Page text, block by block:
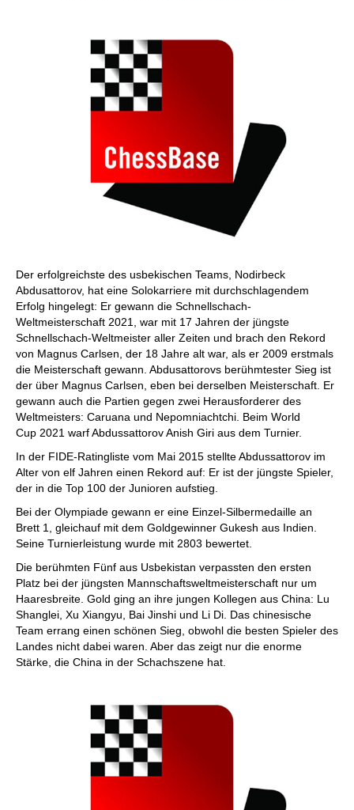
Der erfolgreichste des usbekischen Teams, Nodirbeck
Abdusattorov, hat eine Solokarriere mit durchschlagendem
Erfolg hingelegt: Er gewann die Schnellschach-
Weltmeisterschaft 2021, war mit 17 Jahren der jüngste
Schnellschach-Weltmeister aller Zeiten und brach den Rekord
von Magnus Carlsen, der 18 Jahre alt war, als er 2009 erstmals
die Meisterschaft gewann. Abdusattorovs berühmtester Sieg ist
der über Magnus Carlsen, eben bei derselben Meisterschaft. Er
gewann auch die Partien gegen zwei Herausforderer des
Weltmeisters: Caruana und Nepomniachtchi. Beim World
Cup 2021 warf Abdussattorov Anish Giri aus dem Turnier.
In der FIDE-Ratingliste vom Mai 2015 stellte Abdussattorov im
Alter von elf Jahren einen Rekord auf: Er ist der jüngste Spieler,
der in die Top 100 der Junioren aufstieg.
Bei der Olympiade gewann er eine Einzel-Silbermedaille an
Brett 1, gleichauf mit dem Goldgewinner Gukesh aus Indien.
Seine Turnierleistung wurde mit 2803 bewertet.
Die berühmten Fünf aus Usbekistan verpassten den ersten
Platz bei der jüngsten Mannschaftsweltmeisterschaft nur um
Haaresbreite. Gold ging an ihre jungen Kollegen aus China: Lu
Shanglei, Xu Xiangyu, Bai Jinshi und Li Di. Das chinesische
Team errang einen schönen Sieg, obwohl die besten Spieler des
Landes nicht dabei waren. Aber das zeigt nur die enorme
Stärke, die China in der Schachszene hat.